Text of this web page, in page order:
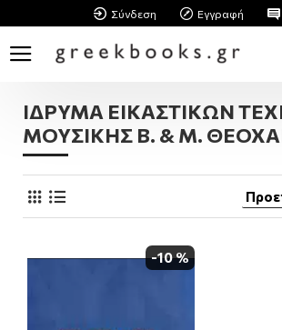
Σύνδεση Εγγραφή
ΙΔΡΥΜΑ ΕΙΚΑΣΤΙΚΩΝ
ΜΟΥΣΙΚΗΣ Β. & Μ.
-10 %